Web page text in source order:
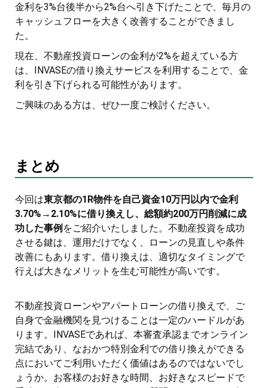
金利を3%台後半から2%台へ引き下げたことで、毎月の
キャッシュフローを大きく改善することができまし
た。
現在、不動産投資ローンの金利が2%を超えている方
は、INVASEの借り換えサービスを利用することで、金
利を引き下げられる可能性があります。
ご興味のある方は、ぜひ一度ご検討ください。
まとめ
今回は東京都の1R物件を自己資金10万円以内で金利
3.70%→2.10%に借り換えし、総額約200万円削減に成
功した事例 をご紹介いたしました。不動産投資を成功
させる鍵は、運用だけでなく、ローンの見直しや条件
改善にもあります。借り換えは、適切なタイミングで
行えば大きなメリットを生む可能性が高いです。
不動産投資ローンやアパートローンの借り換えで、ご
自身で金融機関を見つけることは一定のハードルがあ
ります。INVASEであれば、本審査承認までオンライン
完結であり、なおかつ特別金利での借り換えができる
点においてご利用いただく価値はあるのではないでし
ょうか。お客様のお好きな時間、お好きなスピードで